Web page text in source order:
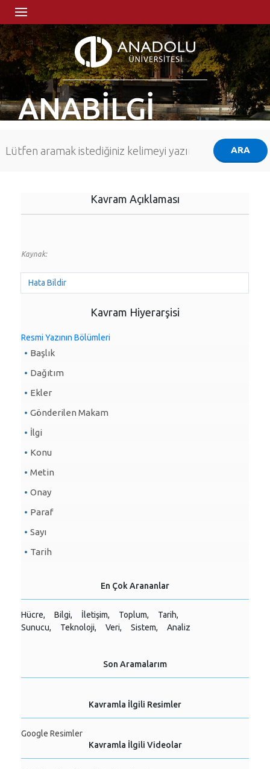
ANABİLGİ
Kavram Açıklaması
Kaynak:
Hata Bildir
Kavram Hiyerarşisi
Resmi Yazının Bölümleri
Başlık
Dağıtım
Ekler
Gönderilen Makam
İlgi
Konu
Metin
Onay
Paraf
Sayı
Tarih
En Çok Arananlar
Hücre, Bilgi, İletişim, Toplum,
Tarih,
Sunucu,
Teknoloji, Veri, Sistem, Analiz
Son Aramalarım
Kavramla İlgili Resimler
Google Resimler
Kavramla İlgili Videolar